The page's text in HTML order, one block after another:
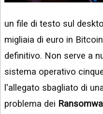
ARGOMENTI:
IPHONE
ANDROID
AI
APPS
NEWS
LINKEDIN
un file di testo sul
migliaia di euro in
definitivo. Non serve a
sistema operativo
l'allegato sbagliato di
problema dei